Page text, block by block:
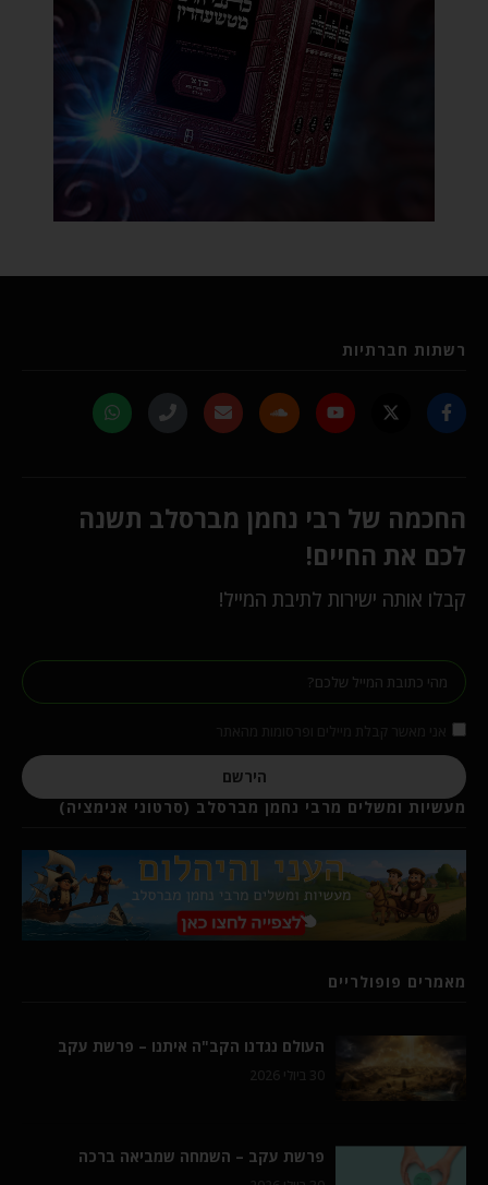
רשתות חברתיות
החכמה של רבי נחמן מברסלב תשנה
לכם את החיים!
קבלו אותה ישירות לתיבת המייל!
הירשם
מעשיות ומשלים מרבי נחמן מברסלב (סרטוני אנימציה)
מאמרים פופולריים
העולם נגדנו הקב"ה איתנו – פרשת עקב
30 ביולי 2026
פרשת עקב – השמחה שמביאה ברכה